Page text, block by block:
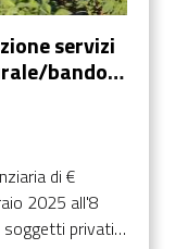
servizi
bando
di €
2025 all'8
privati